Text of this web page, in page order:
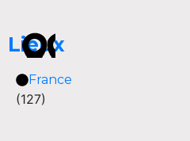
Lieux
France
(127)